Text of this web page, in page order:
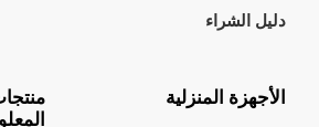
دليل الشراء
الأجهزة المنزلية